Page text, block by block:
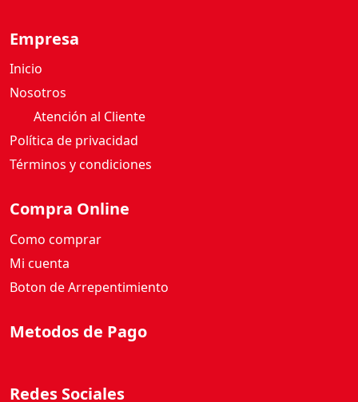
Empresa
Inicio
Nosotros
Atención al Cliente
Política de privacidad
Términos y condiciones
Compra Online
Como comprar
Mi cuenta
Boton de Arrepentimiento
Metodos de Pago
Redes Sociales